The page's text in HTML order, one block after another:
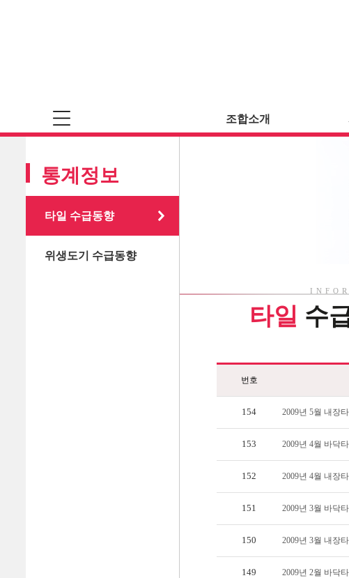
조합소개
통계정보
타일 수급동향
위생도기 수급동향
타일 수
번호
154 2009년 5월 내장
153 2009년 4월 바닥
152 2009년 4월 내장
151 2009년 3월 바닥
150 2009년 3월 내장
149 2009년 2월 바닥